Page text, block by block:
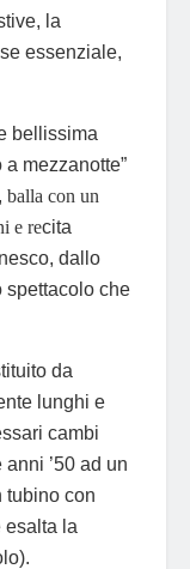
la
essenziale,
bellissima
mezzanotte”
balla con un
e recita
dallo
spettacolo che
da
lunghi e
cambi
’50 ad un
tubino con
esalta la